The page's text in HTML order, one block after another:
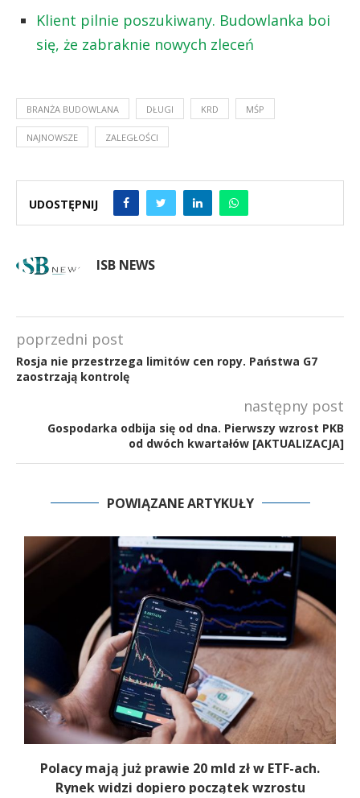
Klient pilnie poszukiwany. Budowlanka boi
się, że zabraknie nowych zleceń
BRANŻA BUDOWLANA DŁUGI KRD MŚP
NAJNOWSZE ZALEGŁOŚCI
UDOSTĘPNIJ
ISB NEWS
poprzedni post
Rosja nie przestrzega limitów cen ropy. Państwa G7
zaostrzają kontrolę
następny post
Gospodarka odbija się od dna. Pierwszy wzrost PKB
od dwóch kwartałów [AKTUALIZACJA]
POWIĄZANE ARTYKUŁY
Polacy mają już prawie 20 mld zł w ETF-ach.
Rynek widzi dopiero początek wzrostu